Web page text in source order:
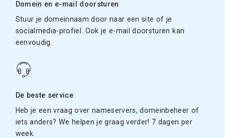
Domein en e-mail doorsturen
Stuur je domeinnaam door naar een site of je
socialmedia-profiel. Ook je e-mail doorsturen kan
eenvoudig.
De beste service
Heb je een vraag over nameservers, domeinbeheer of
iets anders? We helpen je graag verder! 7 dagen per
week.